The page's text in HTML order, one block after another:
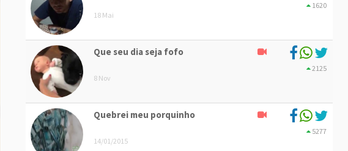
18 Mai
1620
Que seu dia seja fofo
8 Nov
2125
Quebrei meu porquinho
14/01/2015
5277